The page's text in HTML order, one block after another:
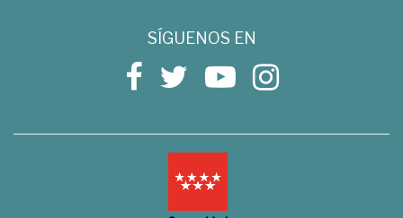
SÍGUENOS EN